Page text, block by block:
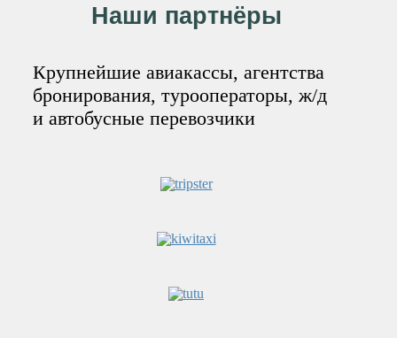
Наши партнёры
Крупнейшие авиакассы, агентства
бронирования, турооператоры, ж/д
и автобусные перевозчики